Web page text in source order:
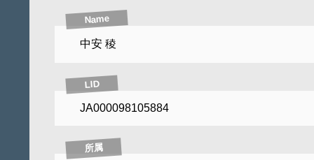
Name
中安 稜
LID
JA000098105884
所属